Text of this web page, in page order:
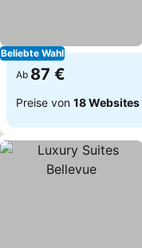
Beliebte Wahl
Ab 87 €
Preise von 18 Websites